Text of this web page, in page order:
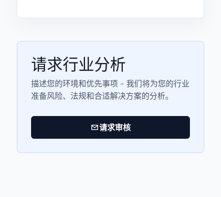
请求行业分析
描述您的环境和优先事项 - 我们将为您的行业
准备风险、法规和合适解决方案的分析。
请求审核